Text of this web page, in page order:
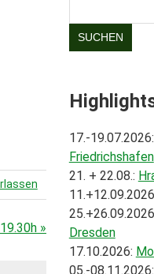
»
SUCHEN
17.-19.07.2026:
Friedrichshafen
21. + 22.08.:
Dresden
17.10.2026:
05.-08.11.2026: